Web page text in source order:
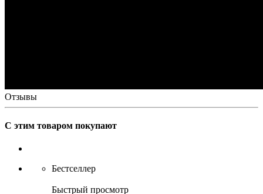
Отзывы
С этим товаром покупают
Бестселлер
Быстрый просмотр